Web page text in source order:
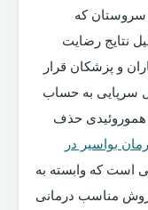
سروستان که
نتایج رضایت
و پزشکان قرار
سرپایی به حساب
حذف
بواسیر در
است که وابسته به
روش مناسب درمانی